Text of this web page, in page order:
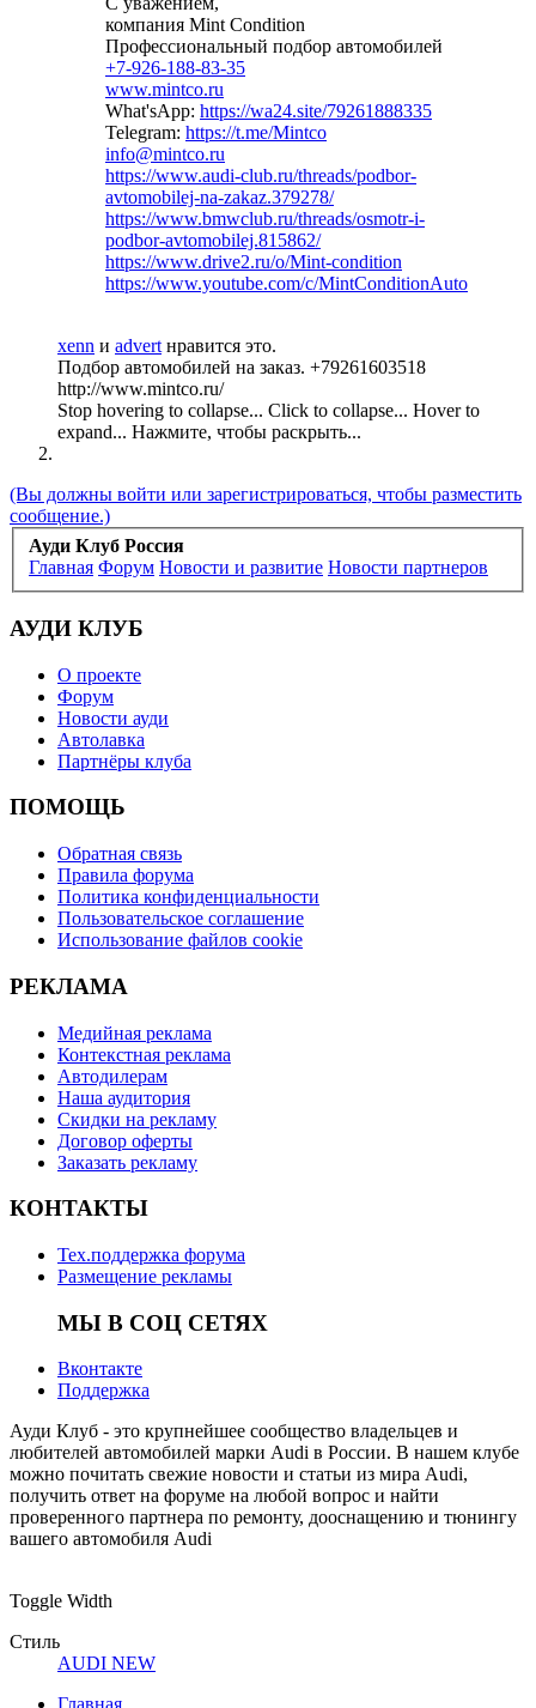
компания Mint Condition
Профессиональный подбор автомобилей
+7-926-188-83-35
www.mintco.ru
What'sApp: https://wa24.site/79261888335
Telegram: https://t.me/Mintco
info@mintco.ru
https://www.audi-club.ru/threads/podbor-
avtomobilej-na-zakaz.379278/
https://www.bmwclub.ru/threads/osmotr-i-
podbor-avtomobilej.815862/
https://www.drive2.ru/o/Mint-condition
https://www.youtube.com/c/MintConditionAuto
xenn и advert нравится это.
Подбор автомобилей на заказ. +79261603518
http://www.mintco.ru/
Stop hovering to collapse... Click to collapse... Hover to
expand... Нажмите, чтобы раскрыть...
(Вы должны войти или зарегистрироваться, чтобы разместить
сообщение.)
Ауди Клуб Россия
Главная Форум Новости и развитие Новости партнеров
АУДИ КЛУБ
О проекте
Форум
Новости ауди
Автолавка
Партнёры клуба
ПОМОЩЬ
Обратная связь
Правила форума
Политика конфиденциальности
Пользовательское соглашение
Использование файлов cookie
РЕКЛАМА
Медийная реклама
Контекстная реклама
Автодилерам
Наша аудитория
Скидки на рекламу
Договор оферты
Заказать рекламу
КОНТАКТЫ
Тех.поддержка форума
Размещение рекламы
МЫ В СОЦ СЕТЯХ
Вконтакте
Поддержка
Ауди Клуб - это крупнейшее сообщество владельцев и
любителей автомобилей марки Audi в России. В нашем клубе
можно почитать свежие новости и статьи из мира Audi,
получить ответ на форуме на любой вопрос и найти
проверенного партнера по ремонту, дооснащению и тюнингу
вашего автомобиля Audi
Toggle Width
Стиль
AUDI NEW